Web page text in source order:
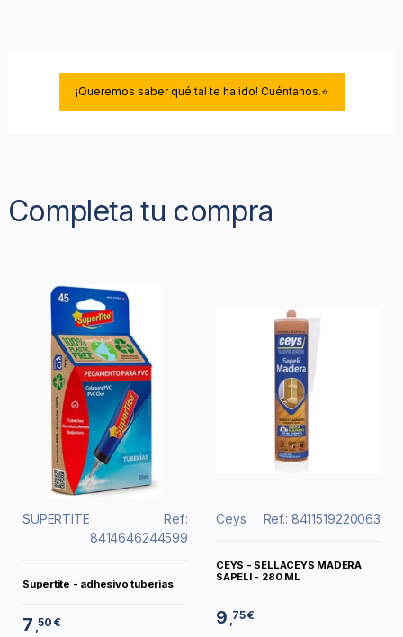
¡Queremos saber qué tal te ha ido! Cuéntanos.⭐
Completa tu compra
SUPERTITE
Ref.:
8414646244599
Supertite - adhesivo tuberias
7 ,50 €
Ceys Ref.: 8411519220063
CEYS - SELLACEYS MADERA
SAPELI - 280 ML
9 ,75 €